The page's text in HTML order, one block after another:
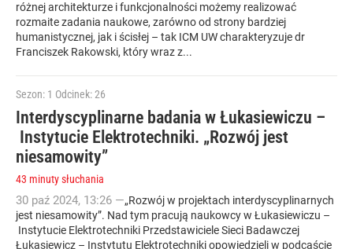
różnej architekturze i funkcjonalności możemy realizować
rozmaite zadania naukowe, zarówno od strony bardziej
humanistycznej, jak i ścisłej – tak ICM UW charakteryzuje dr
Franciszek Rakowski, który wraz z...
Sezon: 1 Odcinek: 26
Interdyscyplinarne badania w Łukasiewiczu –
Instytucie Elektrotechniki. „Rozwój jest
niesamowity”
43 minuty słuchania
30 paź 2024, 13:26 —„Rozwój w projektach interdyscyplinarnych
jest niesamowity”. Nad tym pracują naukowcy w Łukasiewiczu –
Instytucie Elektrotechniki Przedstawiciele Sieci Badawczej
Łukasiewicz – Instytutu Elektrotechniki opowiedzieli w podcaście